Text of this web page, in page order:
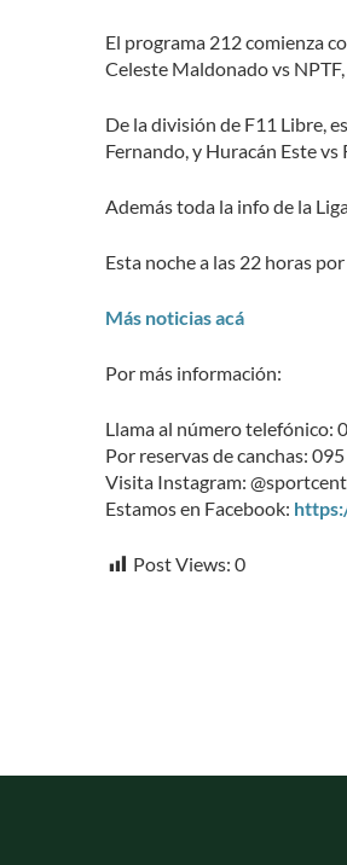
El programa 212 comienza
Celeste Maldonado vs
De la división de F11 Libre,
Fernando, y Huracán Este vs
Además toda la info de la
Esta noche a las 22 horas
Más noticias acá
Por más información:
Llama al número telefónico:
Por reservas de canchas:
Visita Instagram:
Estamos en Facebook:
Post Views: 0